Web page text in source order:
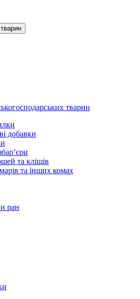
тварин
добавки
та кліщів
та інших комах
ран